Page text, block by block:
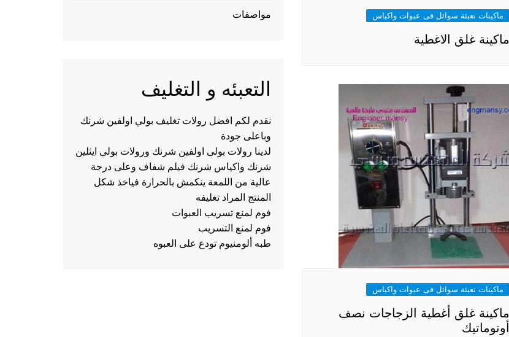
ماكينات تعبئة سوائل فى عبوات واكياس
ماكينة غلق الاغطية
ماكينات تعبئة سوائل فى عبوات واكياس
ماكينة غلق أغطية الزجاجات نصف
أوتوماتيك
مواصفات
التعبئه و التغليف
نقدم لكم افضل رولات تغليف بولي اولفين شرنك
وباعلى جودة
لدينا رولات بولى اولفين شرنك ورولات بولى ايثلين
شرنك واكياس شرنك فيلم شفاف وعلى درجة
عالية من اللمعة ينكمش بالحرارة فياخذ شكل
المنتج المراد تغليفه
فوم لمنع تسريب العبوات
فوم لمنع التسريب
طبه ألومنيوم تودع على العبوه